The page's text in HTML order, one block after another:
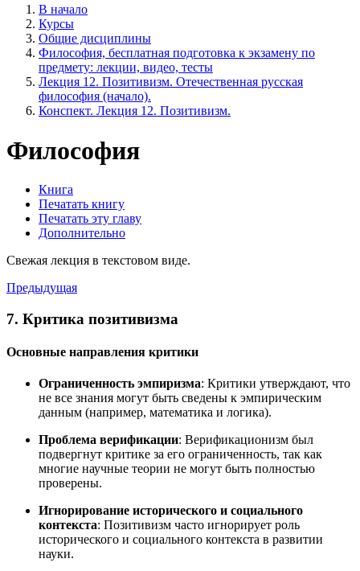
В начало
Курсы
Общие дисциплины
Философия, бесплатная подготовка к экзамену по
предмету: лекции, видео, тесты
Лекция 12. Позитивизм. Отечественная русская
философия (начало).
Конспект. Лекция 12. Позитивизм.
Философия
Книга
Печатать книгу
Печатать эту главу
Дополнительно
Свежая лекция в текстовом виде.
Предыдущая
7. Критика позитивизма
Основные направления критики
Ограниченность эмпиризма: Критики утверждают, что
не все знания могут быть сведены к эмпирическим
данным (например, математика и логика).
Проблема верификации: Верификационизм был
подвергнут критике за его ограниченность, так как
многие научные теории не могут быть полностью
проверены.
Игнорирование исторического и социального
контекста: Позитивизм часто игнорирует роль
исторического и социального контекста в развитии
науки.